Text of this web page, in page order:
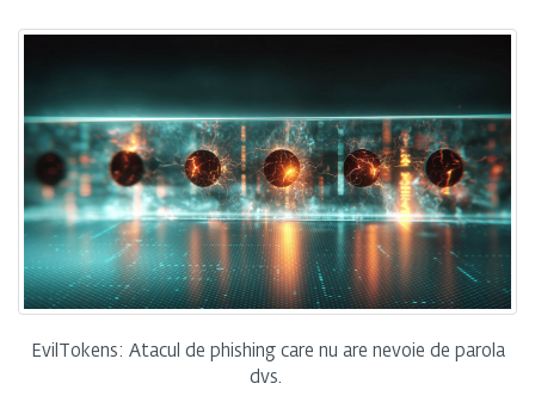
EvilTokens: Atacul de phishing care nu are nevoie de parola
dvs.